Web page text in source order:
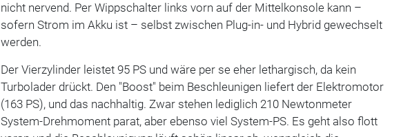
nicht nervend. Per Wippschalter links vorn auf der Mittelkonsole kann –
sofern Strom im Akku ist – selbst zwischen Plug-in- und Hybrid gewechselt
werden.
Der Vierzylinder leistet 95 PS und wäre per se eher lethargisch, da kein
Turbolader drückt. Den "Boost" beim Beschleunigen liefert der Elektromotor
(163 PS), und das nachhaltig. Zwar stehen lediglich 210 Newtonmeter
System-Drehmoment parat, aber ebenso viel System-PS. Es geht also flott